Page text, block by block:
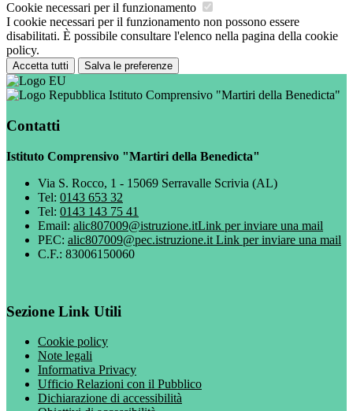
Cookie necessari per il funzionamento
I cookie necessari per il funzionamento non possono essere
disabilitati. È possibile consultare l'elenco nella pagina della cookie
policy.
Accetta tutti Salva le preferenze
Istituto Comprensivo "Martiri della Benedicta"
Contatti
Istituto Comprensivo "Martiri della Benedicta"
Via S. Rocco, 1 - 15069 Serravalle Scrivia (AL)
Tel: 0143 653 32
Tel: 0143 143 75 41
Email: alic807009@istruzione.itLink per inviare una mail
PEC: alic807009@pec.istruzione.it Link per inviare una mail
C.F.: 83006150060
Sezione Link Utili
Cookie policy
Note legali
Informativa Privacy
Ufficio Relazioni con il Pubblico
Dichiarazione di accessibilità